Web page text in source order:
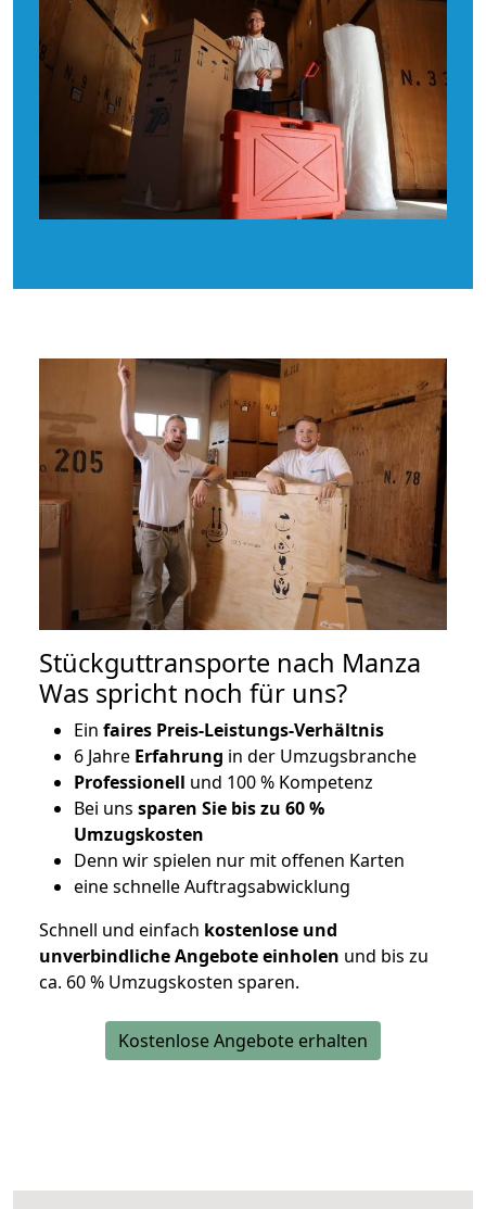
Stückguttransporte nach Manza
Was spricht noch für uns?
Ein faires Preis-Leistungs-Verhältnis
6 Jahre Erfahrung in der Umzugsbranche
Professionell und 100 % Kompetenz
Bei uns sparen Sie bis zu 60 %
Umzugskosten
Denn wir spielen nur mit offenen Karten
eine schnelle Auftragsabwicklung
Schnell und einfach kostenlose und
unverbindliche Angebote einholen und bis zu
ca. 60 % Umzugskosten sparen.
Kostenlose Angebote erhalten